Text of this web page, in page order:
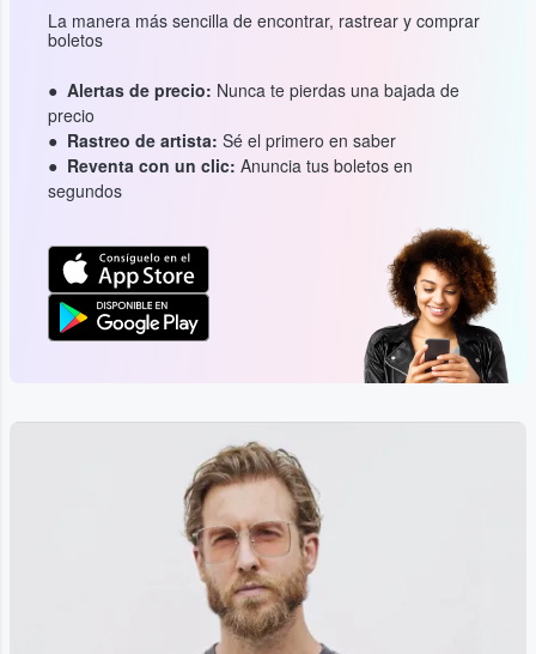
La manera más sencilla de encontrar, rastrear y comprar
boletos
Alertas de precio: Nunca te pierdas una bajada de
precio
Rastreo de artista: Sé el primero en saber
Reventa con un clic: Anuncia tus boletos en
segundos